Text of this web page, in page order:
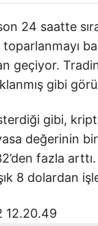
24 saatte
geçiyor.
gibi
gibi,
değerinin
fazla
8 dolardan